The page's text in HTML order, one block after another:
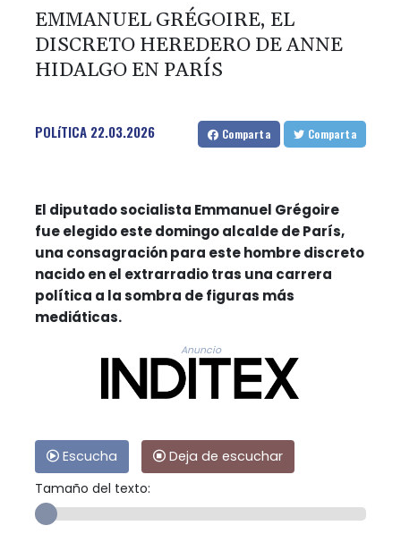
EMMANUEL GRÉGOIRE, EL
DISCRETO HEREDERO DE ANNE
HIDALGO EN PARÍS
POLíTICA 22.03.2026 Comparta Comparta
El diputado socialista Emmanuel Grégoire
fue elegido este domingo alcalde de París,
una consagración para este hombre discreto
nacido en el extrarradio tras una carrera
política a la sombra de figuras más
mediáticas.
Anuncio
Escucha
Deja de escuchar
Tamaño del texto: